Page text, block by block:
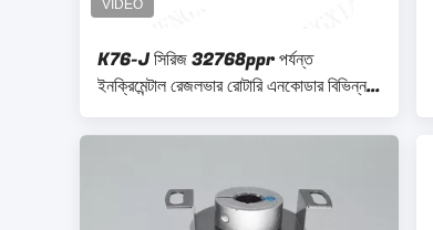
K76-J সিরিজ 32768ppr পর্যন্ত
ইনক্রিমেন্টাল রেজলভার রোটারি এনকোডার বিভিন্ন
যান্ত্রিক অংশ চীন এনকোডার সরবরাহকারী